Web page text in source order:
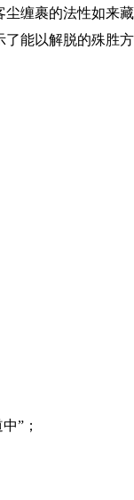
缠裹的法性如来
能以解脱的殊胜方
”；